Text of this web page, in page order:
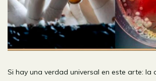
Si hay una verdad universal en este arte: la